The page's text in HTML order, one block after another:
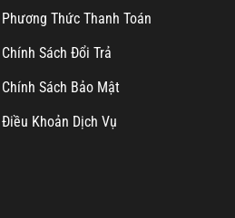
Phương Thức Thanh Toán
Chính Sách Đổi Trả
Chính Sách Bảo Mật
Điều Khoản Dịch Vụ